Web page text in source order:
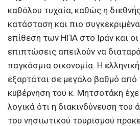
καθόλου τυχαία, καθώς η
κατάσταση και πιο
επίθεση των ΗΠΑ στο Ιράν και
επιπτώσεις απειλούν να
παγκόσμια οικονομία. Η
εξαρτάται σε μεγάλο βαθμό από
κυβέρνηση του κ. Μητσοτάκη
λογικά ότι η διακινδύνευση του
του νησιωτικού τουρισμού